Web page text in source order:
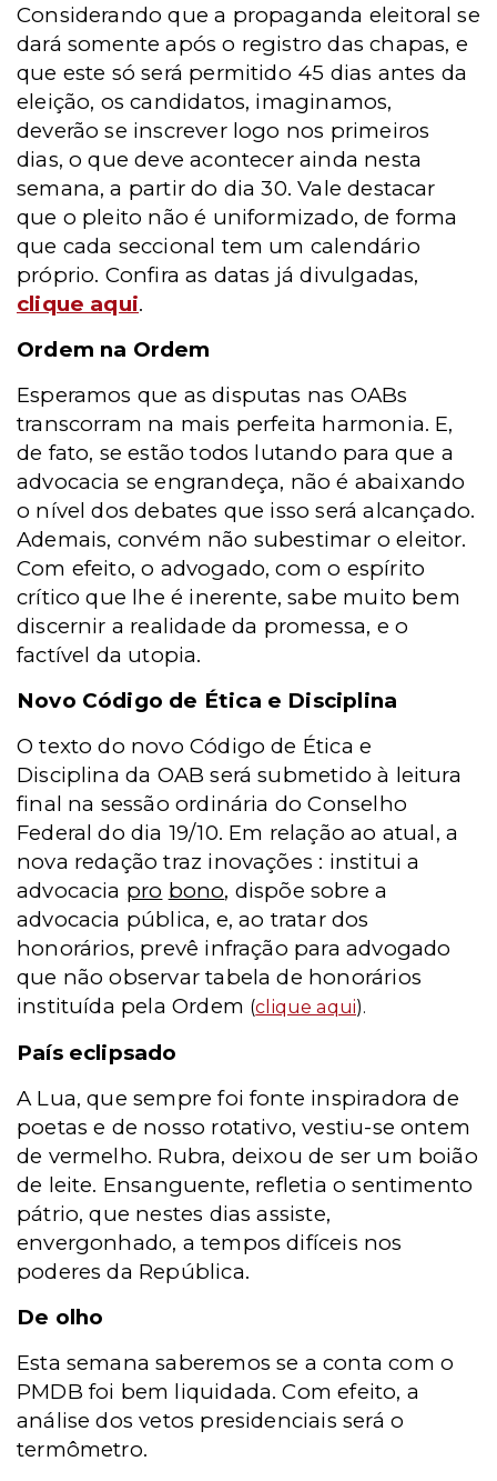
Considerando que a propaganda eleitoral se
dará somente após o registro das chapas, e
que este só será permitido 45 dias antes da
eleição, os candidatos, imaginamos,
deverão se inscrever logo nos primeiros
dias, o que deve acontecer ainda nesta
semana, a partir do dia 30. Vale destacar
que o pleito não é uniformizado, de forma
que cada seccional tem um calendário
próprio. Confira as datas já divulgadas,
clique aqui.
Ordem na Ordem
Esperamos que as disputas nas OABs
transcorram na mais perfeita harmonia. E,
de fato, se estão todos lutando para que a
advocacia se engrandeça, não é abaixando
o nível dos debates que isso será alcançado.
Ademais, convém não subestimar o eleitor.
Com efeito, o advogado, com o espírito
crítico que lhe é inerente, sabe muito bem
discernir a realidade da promessa, e o
factível da utopia.
Novo Código de Ética e Disciplina
O texto do novo Código de Ética e
Disciplina da OAB será submetido à leitura
final na sessão ordinária do Conselho
Federal do dia 19/10. Em relação ao atual, a
nova redação traz inovações : institui a
advocacia pro bono, dispõe sobre a
advocacia pública, e, ao tratar dos
honorários, prevê infração para advogado
que não observar tabela de honorários
instituída pela Ordem (clique aqui).
País eclipsado
A Lua, que sempre foi fonte inspiradora de
poetas e de nosso rotativo, vestiu-se ontem
de vermelho. Rubra, deixou de ser um boião
de leite. Ensanguente, refletia o sentimento
pátrio, que nestes dias assiste,
envergonhado, a tempos difíceis nos
poderes da República.
De olho
Esta semana saberemos se a conta com o
PMDB foi bem liquidada. Com efeito, a
análise dos vetos presidenciais será o
termômetro.